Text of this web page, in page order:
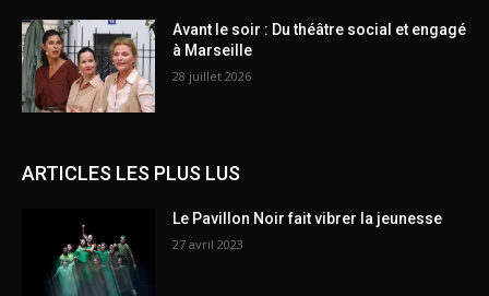
Avant le soir : Du théâtre social et engagé
à Marseille
28 juillet 2026
ARTICLES LES PLUS LUS
Le Pavillon Noir fait vibrer la jeunesse
27 avril 2023